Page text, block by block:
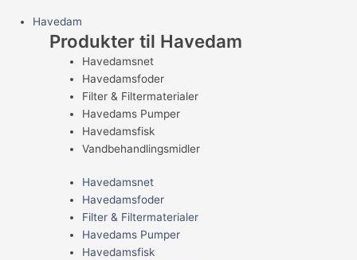
Havedam
Produkter til Havedam
Havedamsnet
Havedamsfoder
Filter & Filtermaterialer
Havedams Pumper
Havedamsfisk
Vandbehandlingsmidler
Havedamsnet
Havedamsfoder
Filter & Filtermaterialer
Havedams Pumper
Havedamsfisk